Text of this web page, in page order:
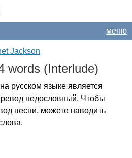
меню
Jackson
words (Interlude)
русском языке является
недословный. Чтобы
песни, можете наводить